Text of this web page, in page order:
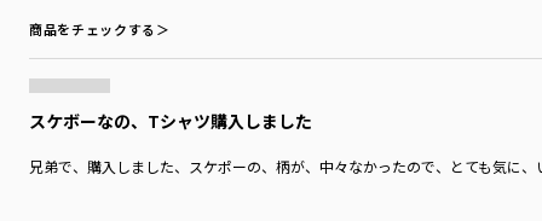
商品をチェックする＞
スケボーなの、Tシャツ購入しました
兄弟で、購入しました、スケポーの、柄が、中々なかったので、とても気に